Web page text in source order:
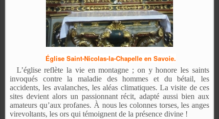
Église Saint-Nicolas-la-Chapelle en Savoie.
L’église reflète la vie en montagne ; on y honore les saints
invoqués contre la maladie des hommes et du bétail, les
accidents, les avalanches, les aléas climatiques. La visite de ces
sites devient alors un passionnant récit, adapté aussi bien aux
amateurs qu’aux profanes. À nous les colonnes torses, les anges
virevoltants, les ors qui témoignent de la présence divine !